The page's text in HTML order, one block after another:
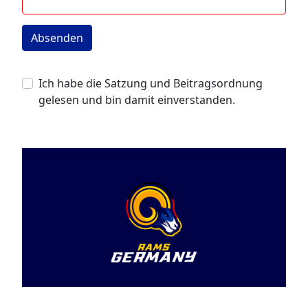
Ich habe dieSatzung und Beitragsordnung
gelesen und bin damit einverstanden.